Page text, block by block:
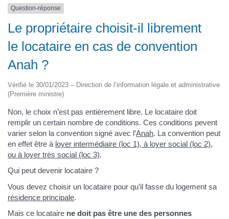
Question-réponse
Le propriétaire choisit-il librement
le locataire en cas de convention
Anah ?
Vérifié le 30/01/2023 – Direction de l’information légale et administrative
(Première ministre)
Non, le choix n’est pas entièrement libre. Le locataire doit
remplir un certain nombre de conditions. Ces conditions pevent
varier selon la convention signé avec l’Anah. La convention peut
en effet être à loyer intermédiaire (loc 1), à loyer social (loc 2),
ou à loyer très social (loc 3).
Qui peut devenir locataire ?
Vous devez choisir un locataire pour qu’il fasse du logement sa
résidence principale.
Mais ce locataire ne doit pas être une des personnes